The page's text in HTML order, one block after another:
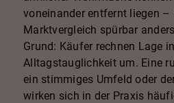
voneinander entfernt liegen –
Marktvergleich spürbar
Grund: Käufer rechnen Lage
Alltagstauglichkeit um. Eine
ein stimmiges Umfeld oder
wirken sich in der Praxis